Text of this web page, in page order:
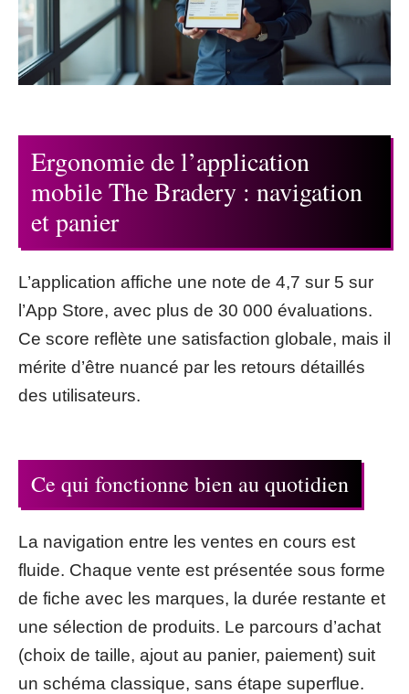
Ergonomie de l’application
mobile The Bradery : navigation
et panier
L’application affiche une note de 4,7 sur 5 sur
l’App Store, avec plus de 30 000 évaluations.
Ce score reflète une satisfaction globale, mais il
mérite d’être nuancé par les retours détaillés
des utilisateurs.
Ce qui fonctionne bien au quotidien
La navigation entre les ventes en cours est
fluide. Chaque vente est présentée sous forme
de fiche avec les marques, la durée restante et
une sélection de produits. Le parcours d’achat
(choix de taille, ajout au panier, paiement) suit
un schéma classique, sans étape superflue.